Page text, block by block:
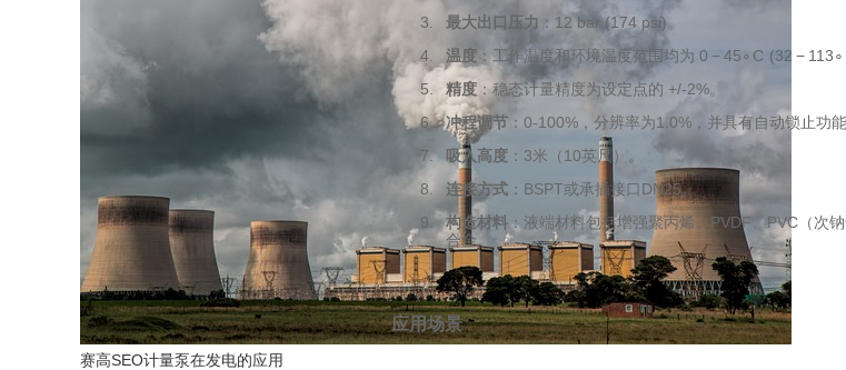
赛高SEO计量泵在发电的应用
最大出口压力 ：12 bar (174 psi)。
温度 ：工作温度和环境温度范围均为 0 − 45∘ C (32 − 113∘
精度 ：稳态计量精度为设定点的 +/-2%。
冲程调节 ：0-100%，分辨率为1.0%，并具有自动锁止功能
吸入高度 ：3米（10英尺）。
连接方式 ：BSPT或承插接口DN25。
构造材料：液端材料包括增强聚丙烯、PVDF、PVC（次
合金。
应用场景